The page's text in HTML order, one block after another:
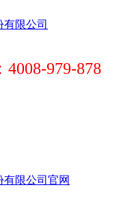
979-878